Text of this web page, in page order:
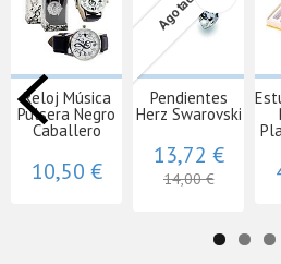
Reloj Música
Pulsera Negro
Caballero
10,50 €
Pendientes
Herz Swarovski
13,72 €
14,00 €